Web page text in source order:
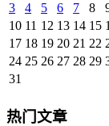
3
4 5 6 7 8
10 11 12 13 14 15
17 18 19 20 21 22
24 25 26 27 28 29
31
热门文章